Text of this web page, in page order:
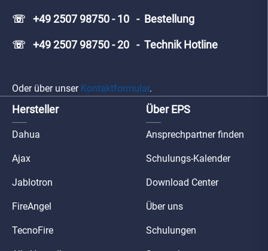
☏ +49 2507 98750 - 10 - Bestellung
☏ +49 2507 98750 - 20 - Technik Hotline
Oder über unser Kontaktformular.
Hersteller
Dahua
Ajax
Jablotron
FireAngel
TecnoFire
Über EPS
Ansprechpartner finden
Schulungs-Kalender
Download Center
Über uns
Schulungen